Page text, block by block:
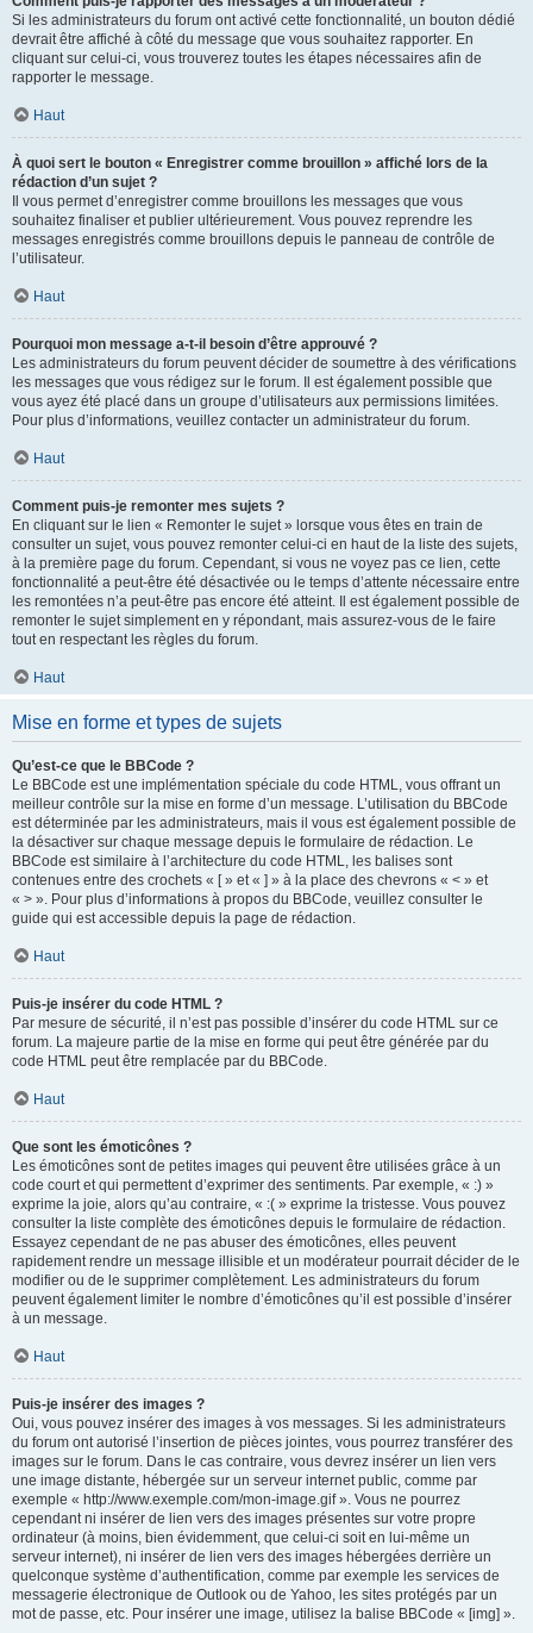
Si les administrateurs du forum ont activé cette fonctionnalité, un bouton dédié
devrait être affiché à côté du message que vous souhaitez rapporter. En
cliquant sur celui-ci, vous trouverez toutes les étapes nécessaires afin de
rapporter le message.
Haut
À quoi sert le bouton « Enregistrer comme brouillon » affiché lors de la
rédaction d’un sujet ?
Il vous permet d’enregistrer comme brouillons les messages que vous
souhaitez finaliser et publier ultérieurement. Vous pouvez reprendre les
messages enregistrés comme brouillons depuis le panneau de contrôle de
l’utilisateur.
Haut
Pourquoi mon message a-t-il besoin d’être approuvé ?
Les administrateurs du forum peuvent décider de soumettre à des vérifications
les messages que vous rédigez sur le forum. Il est également possible que
vous ayez été placé dans un groupe d’utilisateurs aux permissions limitées.
Pour plus d’informations, veuillez contacter un administrateur du forum.
Haut
Comment puis-je remonter mes sujets ?
En cliquant sur le lien « Remonter le sujet » lorsque vous êtes en train de
consulter un sujet, vous pouvez remonter celui-ci en haut de la liste des sujets,
à la première page du forum. Cependant, si vous ne voyez pas ce lien, cette
fonctionnalité a peut-être été désactivée ou le temps d’attente nécessaire entre
les remontées n’a peut-être pas encore été atteint. Il est également possible de
remonter le sujet simplement en y répondant, mais assurez-vous de le faire
tout en respectant les règles du forum.
Haut
Mise en forme et types de sujets
Qu’est-ce que le BBCode ?
Le BBCode est une implémentation spéciale du code HTML, vous offrant un
meilleur contrôle sur la mise en forme d’un message. L’utilisation du BBCode
est déterminée par les administrateurs, mais il vous est également possible de
la désactiver sur chaque message depuis le formulaire de rédaction. Le
BBCode est similaire à l’architecture du code HTML, les balises sont
contenues entre des crochets « [ » et « ] » à la place des chevrons « < » et
« > ». Pour plus d’informations à propos du BBCode, veuillez consulter le
guide qui est accessible depuis la page de rédaction.
Haut
Puis-je insérer du code HTML ?
Par mesure de sécurité, il n’est pas possible d’insérer du code HTML sur ce
forum. La majeure partie de la mise en forme qui peut être générée par du
code HTML peut être remplacée par du BBCode.
Haut
Que sont les émoticônes ?
Les émoticônes sont de petites images qui peuvent être utilisées grâce à un
code court et qui permettent d’exprimer des sentiments. Par exemple, « :) »
exprime la joie, alors qu’au contraire, « :( » exprime la tristesse. Vous pouvez
consulter la liste complète des émoticônes depuis le formulaire de rédaction.
Essayez cependant de ne pas abuser des émoticônes, elles peuvent
rapidement rendre un message illisible et un modérateur pourrait décider de le
modifier ou de le supprimer complètement. Les administrateurs du forum
peuvent également limiter le nombre d’émoticônes qu’il est possible d’insérer
à un message.
Haut
Puis-je insérer des images ?
Oui, vous pouvez insérer des images à vos messages. Si les administrateurs
du forum ont autorisé l’insertion de pièces jointes, vous pourrez transférer des
images sur le forum. Dans le cas contraire, vous devrez insérer un lien vers
une image distante, hébergée sur un serveur internet public, comme par
exemple « http://www.exemple.com/mon-image.gif ». Vous ne pourrez
cependant ni insérer de lien vers des images présentes sur votre propre
ordinateur (à moins, bien évidemment, que celui-ci soit en lui-même un
serveur internet), ni insérer de lien vers des images hébergées derrière un
quelconque système d’authentification, comme par exemple les services de
messagerie électronique de Outlook ou de Yahoo, les sites protégés par un
mot de passe, etc. Pour insérer une image, utilisez la balise BBCode « [img] ».